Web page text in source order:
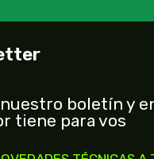
boletín y
tiene para vos